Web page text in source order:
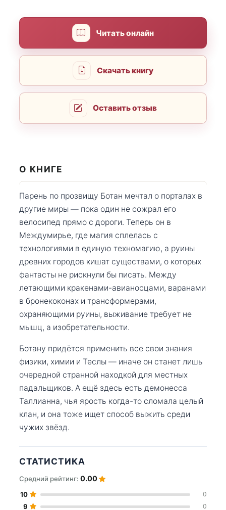
Читать онлайн
Скачать книгу
Оставить отзыв
О КНИГЕ
Парень по прозвищу Ботан мечтал о порталах в
другие миры — пока один не сожрал его
велосипед прямо с дороги. Теперь он в
Междумирье, где магия сплелась с
технологиями в единую техномагию, а руины
древних городов кишат существами, о которых
фантасты не рискнули бы писать. Между
летающими кракенами-авианосцами, варанами
в бронекоконах и трансформерами,
охраняющими руины, выживание требует не
мышц, а изобретательности.
Ботану придётся применить все свои знания
физики, химии и Теслы — иначе он станет лишь
очередной странной находкой для местных
падальщиков. А ещё здесь есть демонесса
Таллианна, чья ярость когда-то сломала целый
клан, и она тоже ищет способ выжить среди
чужих звёзд.
СТАТИСТИКА
Средний рейтинг: 0.00
10 0
9 0